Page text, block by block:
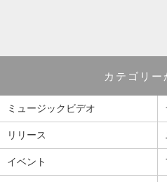
カテゴリー
ミュージックビデオ
リリース
イベント